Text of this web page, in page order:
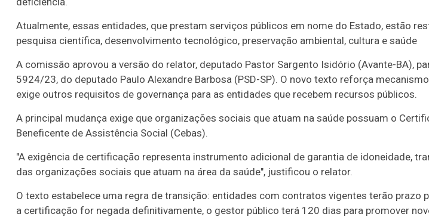
Atualmente, essas entidades, que prestam serviços públicos em nome do Estado, estão
pesquisa científica, desenvolvimento tecnológico, preservação ambiental, cultura e saúde
A comissão aprovou a versão do relator, deputado Pastor Sargento Isidório (Avante-BA),
5924/23, do deputado Paulo Alexandre Barbosa (PSD-SP). O novo texto reforça
exige outros requisitos de governança para as entidades que recebem recursos públicos.
A principal mudança exige que organizações sociais que atuam na saúde possuam o
Beneficente de Assistência Social (Cebas).
"A exigência de certificação representa instrumento adicional de garantia de idoneidade,
das organizações sociais que atuam na área da saúde", justificou o relator.
O texto estabelece uma regra de transição: entidades com contratos vigentes terão prazo
a certificação for negada definitivamente, o gestor público terá 120 dias para promover